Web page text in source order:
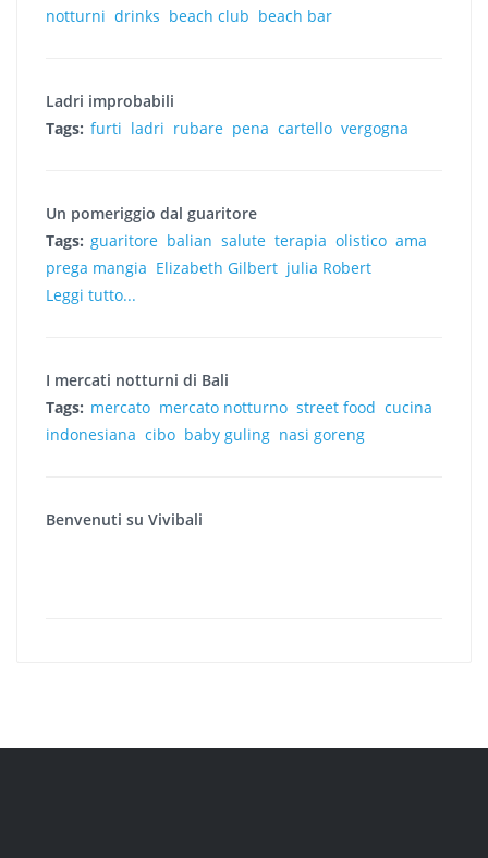
notturni drinks beach club beach bar
Ladri improbabili
Tags: furti ladri rubare pena cartello vergogna
Un pomeriggio dal guaritore
Tags: guaritore balian salute terapia olistico ama
prega mangia Elizabeth Gilbert julia Robert
Leggi tutto...
I mercati notturni di Bali
Tags: mercato mercato notturno street food cucina
indonesiana cibo baby guling nasi goreng
Benvenuti su Vivibali